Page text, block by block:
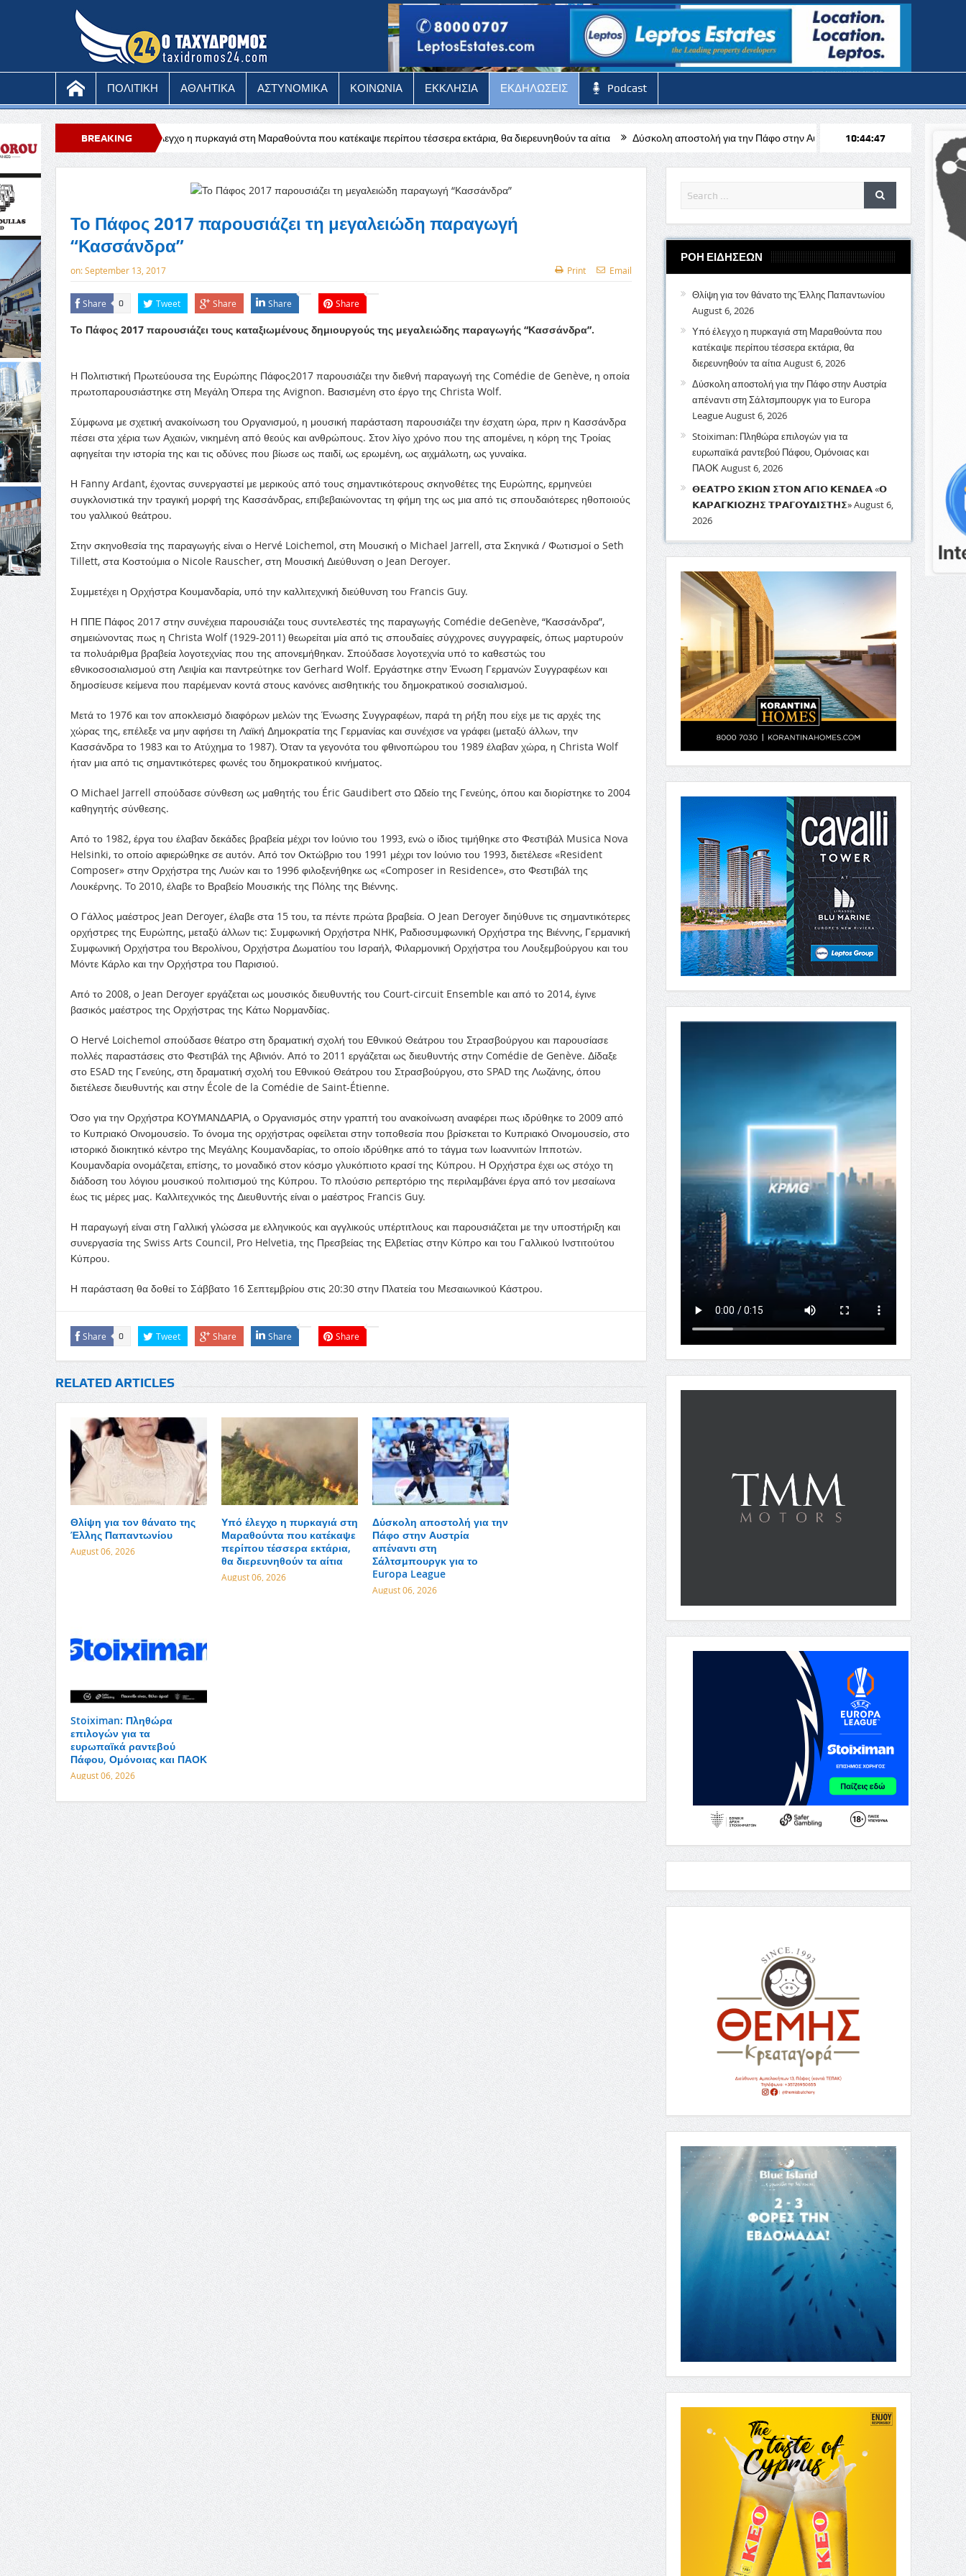
ΠΟΛΙΤΙΚΗ ΑΘΛΗΤΙΚΑ ΑΣΤΥΝΟΜΙΚΑ ΚΟΙΝΩΝΙΑ ΕΚΚΛΗΣΙΑ ΕΚΔΗΛΩΣΕΙΣ Podcast
BREAKING
NEWS
Υπό έλεγχο η πυρκαγιά στη Μαραθούντα που κατέκαψε περίπου τέσσερα εκτάρια, θα διερευνηθούν τα αίτια Δύσκολη αποστολή για την Πάφο στην Αυστρία απέναντι στη Σάλτσμπουργκ για το Europa
10:44:49
Το Πάφος 2017 παρουσιάζει τη μεγαλειώδη παραγωγή
“Κασσάνδρα”
on:September 13, 2017 Print Email
Share 0 Tweet Share Share Share
Το Πάφος 2017 παρουσιάζει τους καταξιωμένους δημιουργούς της μεγαλειώδης παραγωγής “Κασσάνδρα”.
H Πολιτιστική Πρωτεύουσα της Ευρώπης Πάφος2017 παρουσιάζει την διεθνή παραγωγή της Comédie de Genève, η οποία
πρωτοπαρουσιάστηκε στη Μεγάλη Όπερα της Avignon. Βασισμένη στο έργο της Christa Wolf.
Σύμφωνα με σχετική ανακοίνωση του Οργανισμού, η μουσική παράσταση παρουσιάζει την έσχατη ώρα, πριν η Κασσάνδρα
πέσει στα χέρια των Αχαιών, νικημένη από θεούς και ανθρώπους. Στον λίγο χρόνο που της απομένει, η κόρη της Τροίας
αφηγείται την ιστορία της και τις οδύνες που βίωσε ως παιδί, ως ερωμένη, ως αιχμάλωτη, ως γυναίκα.
Η Fanny Ardant, έχοντας συνεργαστεί με μερικούς από τους σημαντικότερους σκηνοθέτες της Ευρώπης, ερμηνεύει
συγκλονιστικά την τραγική μορφή της Κασσάνδρας, επιβεβαιώνοντας τη φήμη της ως μια από τις σπουδαιότερες ηθοποιούς
του γαλλικού θεάτρου.
Στην σκηνοθεσία της παραγωγής είναι ο Hervé Loichemol, στη Μουσική ο Michael Jarrell, στα Σκηνικά / Φωτισμοί ο Seth
Tillett, στα Κοστούμια ο Nicole Rauscher, στη Μουσική Διεύθυνση ο Jean Deroyer.
Συμμετέχει η Ορχήστρα Κουμανδαρία, υπό την καλλιτεχνική διεύθυνση του Francis Guy.
Η ΠΠΕ Πάφος 2017 στην συνέχεια παρουσιάζει τους συντελεστές της παραγωγής Comédie deGenève, “Κασσάνδρα”,
σημειώνοντας πως η Christa Wolf (1929-2011) θεωρείται μία από τις σπουδαίες σύγχρονες συγγραφείς, όπως μαρτυρούν
τα πολυάριθμα βραβεία λογοτεχνίας που της απονεμήθηκαν. Σπούδασε λογοτεχνία υπό το καθεστώς του
εθνικοσοσιαλισμού στη Λειψία και παντρεύτηκε τον Gerhard Wolf. Εργάστηκε στην Ένωση Γερμανών Συγγραφέων και
δημοσίευσε κείμενα που παρέμεναν κοντά στους κανόνες αισθητικής του δημοκρατικού σοσιαλισμού.
Μετά το 1976 και τον αποκλεισμό διαφόρων μελών της Ένωσης Συγγραφέων, παρά τη ρήξη που είχε με τις αρχές της
χώρας της, επέλεξε να μην αφήσει τη Λαϊκή Δημοκρατία της Γερμανίας και συνέχισε να γράφει (μεταξύ άλλων, την
Κασσάνδρα το 1983 και το Ατύχημα το 1987). Όταν τα γεγονότα του φθινοπώρου του 1989 έλαβαν χώρα, η Christa Wolf
ήταν μια από τις σημαντικότερες φωνές του δημοκρατικού κινήματος.
Ο Michael Jarrell σπούδασε σύνθεση ως μαθητής του Éric Gaudibert στο Ωδείο της Γενεύης, όπου και διορίστηκε το 2004
καθηγητής σύνθεσης.
Από το 1982, έργα του έλαβαν δεκάδες βραβεία μέχρι τον Ιούνιο του 1993, ενώ ο ίδιος τιμήθηκε στο Φεστιβάλ Musica Nova
Helsinki, το οποίο αφιερώθηκε σε αυτόν. Από τον Οκτώβριο του 1991 μέχρι τον Ιούνιο του 1993, διετέλεσε «Resident
Composer» στην Ορχήστρα της Λυών και το 1996 φιλοξενήθηκε ως «Composer in Residence», στο Φεστιβάλ της
Λουκέρνης. To 2010, έλαβε το Βραβείο Μουσικής της Πόλης της Βιέννης.
Ο Γάλλος μαέστρος Jean Deroyer, έλαβε στα 15 του, τα πέντε πρώτα βραβεία. Ο Jean Deroyer διηύθυνε τις σημαντικότερες
ορχήστρες της Ευρώπης, μεταξύ άλλων τις: Συμφωνική Ορχήστρα NHK, Ραδιοσυμφωνική Ορχήστρα της Βιέννης, Γερμανική
Συμφωνική Ορχήστρα του Βερολίνου, Ορχήστρα Δωματίου του Ισραήλ, Φιλαρμονική Ορχήστρα του Λουξεμβούργου και του
Μόντε Κάρλο και την Ορχήστρα του Παρισιού.
Από το 2008, ο Jean Deroyer εργάζεται ως μουσικός διευθυντής του Court-circuit Ensemble και από το 2014, έγινε
βασικός μαέστρος της Ορχήστρας της Κάτω Νορμανδίας.
Ο Hervé Loichemol σπούδασε θέατρο στη δραματική σχολή του Εθνικού Θεάτρου του Στρασβούργου και παρουσίασε
πολλές παραστάσεις στο Φεστιβάλ της Αβινιόν. Από το 2011 εργάζεται ως διευθυντής στην Comédie de Genève. Δίδαξε
στο ESAD της Γενεύης, στη δραματική σχολή του Εθνικού Θεάτρου του Στρασβούργου, στο SPAD της Λωζάνης, όπου
διετέλεσε διευθυντής και στην École de la Comédie de Saint-Étienne.
Όσο για την Ορχήστρα ΚΟΥΜΑΝΔΑΡΙΑ, ο Οργανισμός στην γραπτή του ανακοίνωση αναφέρει πως ιδρύθηκε το 2009 από
το Κυπριακό Οινομουσείο. Το όνομα της ορχήστρας οφείλεται στην τοποθεσία που βρίσκεται το Κυπριακό Οινομουσείο, στο
ιστορικό διοικητικό κέντρο της Μεγάλης Κουμανδαρίας, το οποίο ιδρύθηκε από το τάγμα των Ιωαννιτών Ιπποτών.
Κουμανδαρία ονομάζεται, επίσης, το μοναδικό στον κόσμο γλυκόπιοτο κρασί της Κύπρου. Η Ορχήστρα έχει ως στόχο τη
διάδοση του λόγιου μουσικού πολιτισμού της Κύπρου. To πλούσιο ρεπερτόριο της περιλαμβάνει έργα από τον μεσαίωνα
έως τις μέρες μας. Καλλιτεχνικός της Διευθυντής είναι ο μαέστρος Francis Guy.
Η παραγωγή είναι στη Γαλλική γλώσσα με ελληνικούς και αγγλικούς υπέρτιτλους και παρουσιάζεται με την υποστήριξη και
συνεργασία της Swiss Arts Council, Pro Helvetia, της Πρεσβείας της Ελβετίας στην Κύπρο και του Γαλλικού Ινστιτούτου
Κύπρου.
Η παράσταση θα δοθεί το Σάββατο 16 Σεπτεμβρίου στις 20:30 στην Πλατεία του Μεσαιωνικού Κάστρου.
Share 0 Tweet Share Share Share
RELATED ARTICLES
Θλίψη για τον θάνατο της
Έλλης Παπαντωνίου
August 06, 2026
Υπό έλεγχο η πυρκαγιά στη
Μαραθούντα που κατέκαψε
περίπου τέσσερα εκτάρια,
θα διερευνηθούν τα αίτια
August 06, 2026
Δύσκολη αποστολή για την
Πάφο στην Αυστρία
απέναντι στη
Σάλτσμπουργκ για το
Europa League
August 06, 2026
Stoiximan: Πληθώρα
επιλογών για τα
ευρωπαϊκά ραντεβού
Πάφου, Ομόνοιας και ΠΑΟΚ
August 06, 2026
ΡΟΗ ΕΙΔΗΣΕΩΝ
Θλίψη για τον θάνατο της Έλλης Παπαντωνίου
August 6, 2026
Υπό έλεγχο η πυρκαγιά στη Μαραθούντα που
κατέκαψε περίπου τέσσερα εκτάρια, θα
διερευνηθούν τα αίτια August 6, 2026
Δύσκολη αποστολή για την Πάφο στην Αυστρία
απέναντι στη Σάλτσμπουργκ για το Europa
LeagueAugust 6, 2026
Stoiximan: Πληθώρα επιλογών για τα
ευρωπαϊκά ραντεβού Πάφου, Ομόνοιας και
ΠΑΟΚAugust 6, 2026
𝝝𝝚𝝖𝝩𝝦𝝤 𝝨𝝟𝝞𝝮𝝢 𝝨𝝩𝝤𝝢 𝝖𝝘𝝞𝝤 𝝟𝝚𝝢𝝙𝝚𝝖 «𝝤
𝝟𝝖𝝦𝝖𝝘𝝟𝝞𝝤𝝛𝝜𝝨 𝝩𝝦𝝖𝝘𝝤𝝪𝝙𝝞𝝨𝝩𝝜𝝨»August 6,
2026